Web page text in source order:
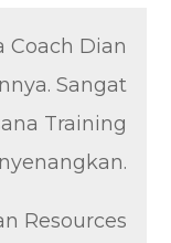
Coach Dian
Sangat
Training
Resources